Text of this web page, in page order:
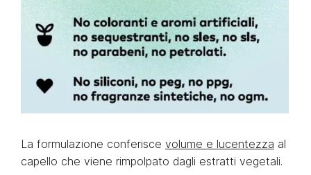
La formulazione conferisce volume e lucentezza al
capello che viene rimpolpato dagli estratti vegetali.